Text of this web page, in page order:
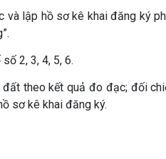
lập hồ sơ kê khai đăng ký
2, 3, 4, 5, 6.
đất theo kết quả đo đạc; đối
sơ kê khai đăng ký.